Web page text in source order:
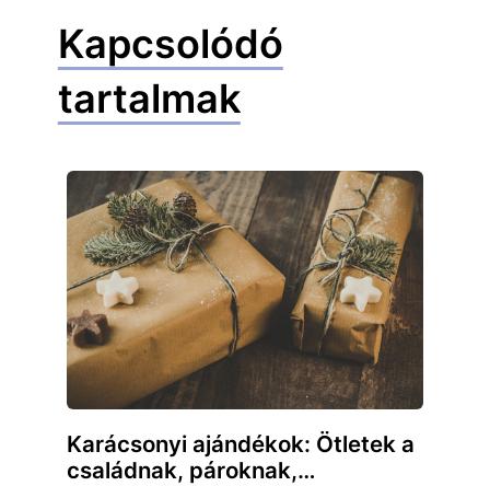
Kapcsolódó
tartalmak
Karácsonyi ajándékok: Ötletek a
családnak, pároknak,…